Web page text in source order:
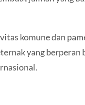
komune dan
yang berperan